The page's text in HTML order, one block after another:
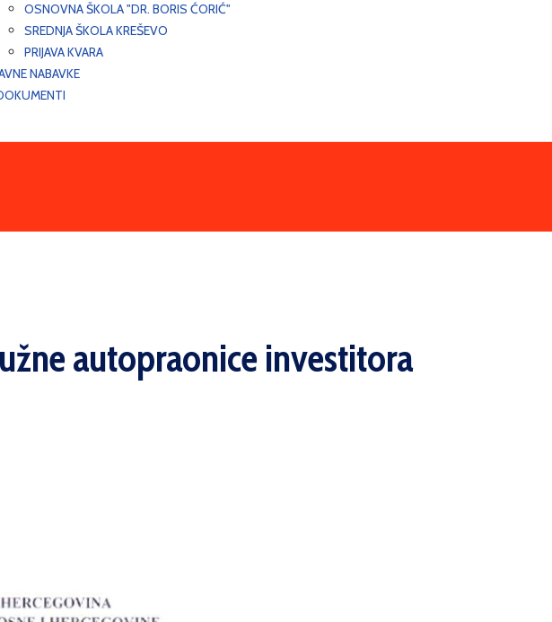
OSNOVNA ŠKOLA "DR. BORIS ĆORIĆ"
SREDNJA ŠKOLA KREŠEVO
PRIJAVA KVARA
NABAVKE
autopraonice investitora